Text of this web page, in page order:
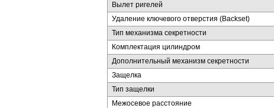
Вылет ригелей
Удаление ключевого отверстия (Backset)
Тип механизма секретности
Комплектация цилиндром
Дополнительный механизм секретности
Защелка
Тип защелки
Межосевое расстояние